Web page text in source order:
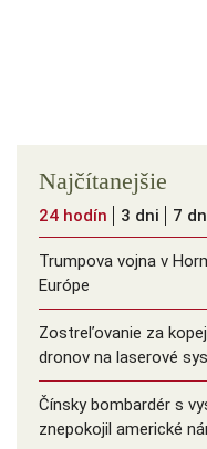
Najčítanejšie
24 hodín 3 dni 7
Trumpova vojna v
Európe
Zostreľovanie za
dronov na laserové
Čínsky bombardér s
znepokojil americké